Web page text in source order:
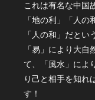
これは有名な中国
「地の利」「人
「人の和」だとい
「易」により大
て、「風水」によ
り己と相手を知れ
す！